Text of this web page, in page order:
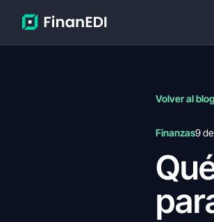
Volver al blog
Finanzas9